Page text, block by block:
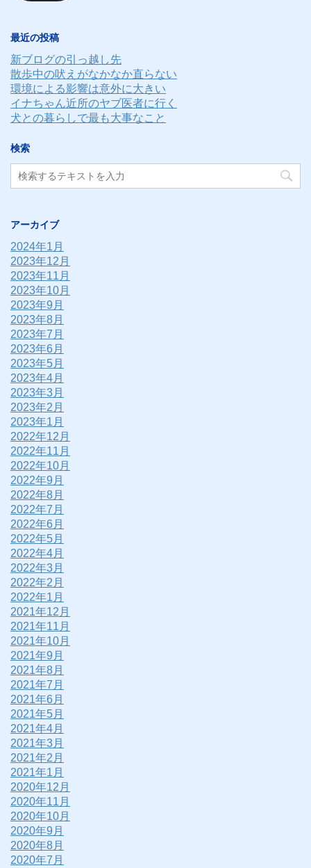
ス
最近の投稿
新ブログの引っ越し先
散歩中の吠えがなかなか直らない
環境による影響は意外に大きい
イナちゃん近所のヤブ医者に行く
犬との暮らしで最も大事なこと
検索
アーカイブ
2024年1月
2023年12月
2023年11月
2023年10月
2023年9月
2023年8月
2023年7月
2023年6月
2023年5月
2023年4月
2023年3月
2023年2月
2023年1月
2022年12月
2022年11月
2022年10月
2022年9月
2022年8月
2022年7月
2022年6月
2022年5月
2022年4月
2022年3月
2022年2月
2022年1月
2021年12月
2021年11月
2021年10月
2021年9月
2021年8月
2021年7月
2021年6月
2021年5月
2021年4月
2021年3月
2021年2月
2021年1月
2020年12月
2020年11月
2020年10月
2020年9月
2020年8月
2020年7月